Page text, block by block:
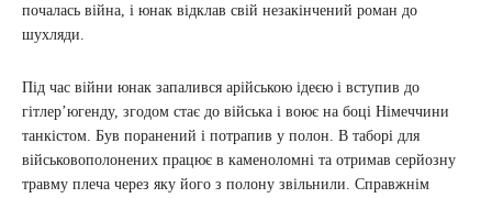
почалась війна, і юнак відклав свій незакінчений роман до
шухляди.
Під час війни юнак запалився арійською ідеєю і вступив до
гітлер’югенду, згодом стає до війська і воює на боці Німеччини
танкістом. Був поранений і потрапив у полон. В таборі для
військовополонених працює в каменоломні та отримав серйозну
травму плеча через яку його з полону звільнили. Справжнім